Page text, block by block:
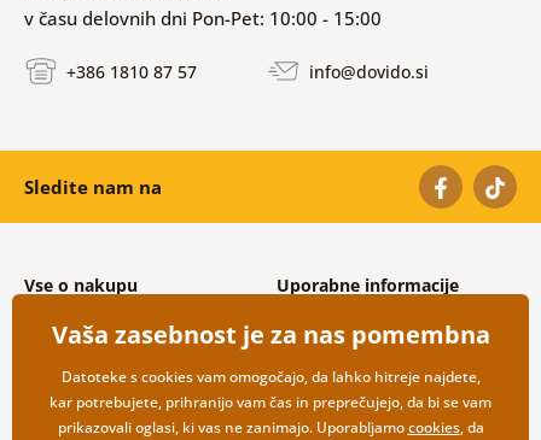
v času delovnih dni Pon-Pet: 10:00 - 15:00
+386 1810 87 57 info@dovido.si
Sledite nam na
Vse o nakupu
Splošni in reklamacijski pogoji
Varovanje osebnih podatkov
Možnosti dostave in plačila
Vračilo blaga
Uporabne informacije
Pogosto zastavljena vprašanja
Kontakti
Veleprodaja
Vaša zasebnost je za nas pomembna
Datoteke s cookies vam omogočajo, da lahko hitreje najdete,
kar potrebujete, prihranijo vam čas in preprečujejo, da bi se vam
prikazovali oglasi, ki vas ne zanimajo. Uporabljamocookies, da